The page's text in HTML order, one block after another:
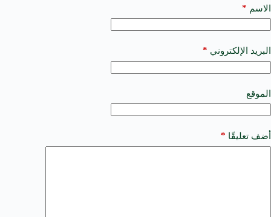
الاسم *
البريد الإلكتروني *
الموقع
أضف تعليقًا *
t
e
a
t
i
e
: